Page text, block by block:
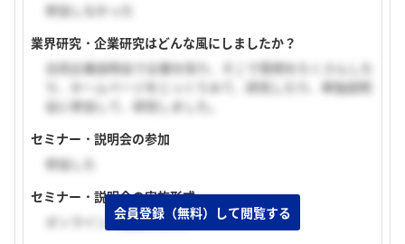
参加しなかった
業界研究・企業研究はどんな風にしましたか？
合同企業説明会で企業を知り、そこで質問をたくさんした
り、ホームページをじっくりみて、研究したり、単独説明
会に参加して、研究しました。
セミナー・説明会の参加
参加した
セミナー・説明会の実施形式
オンライン（顔出し無し）
会員登録（無料）して閲覧する